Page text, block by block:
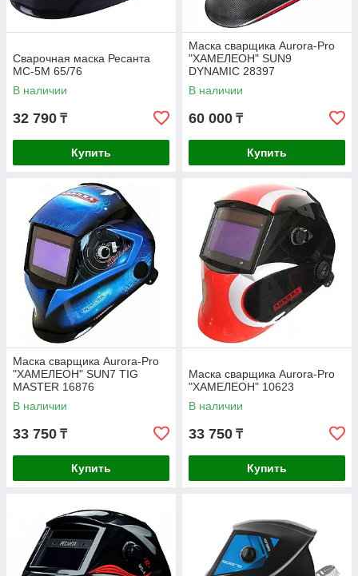
Сварочная маска Ресанта
МС-5М 65/76
В наличии
32 790 ₸
Купить
Маска сварщика Aurora-Pro
"ХАМЕЛЕОН" SUN9
DYNAMIC 28397
В наличии
60 000 ₸
Купить
Маска сварщика Aurora-Pro
"ХАМЕЛЕОН" SUN7 TIG
MASTER 16876
В наличии
33 750 ₸
Купить
Маска сварщика Aurora-Pro
"ХАМЕЛЕОН" 10623
В наличии
33 750 ₸
Купить